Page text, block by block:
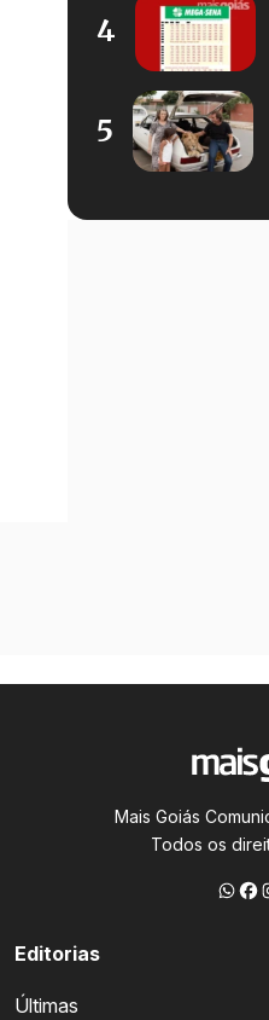
4
5
Mais Goiás
Todos os
Editorias
Últimas